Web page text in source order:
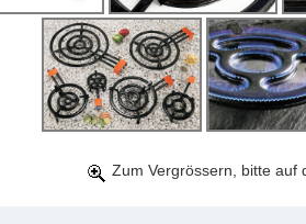
Zum Vergrössern, bitte auf